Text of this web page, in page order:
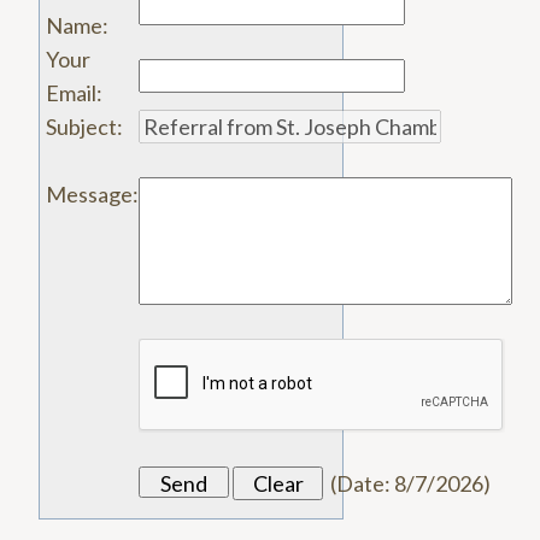
Name:
Your
Email:
Subject:
Message:
(Date: 8/7/2026)